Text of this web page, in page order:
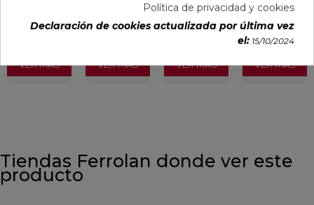
(IVA
VER MÁS
/m²
(IVA
VER MÁS
34,49 €
/m²
(IVA
VER MÁS
30,13 €
/m²
(IVA
incl.)
VER MÁS
Tiendas Ferrolan donde ver este
producto
Política de privacidad y cookies
Declaración de cookies actualizada por última vez
el: 15/10/2024